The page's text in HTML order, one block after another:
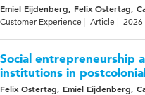
Emiel Eijdenberg, Felix Ostertag,
Customer Experience
Article 2026
Social entrepreneurship
institutions in
Felix Ostertag, Emiel Eijdenberg,